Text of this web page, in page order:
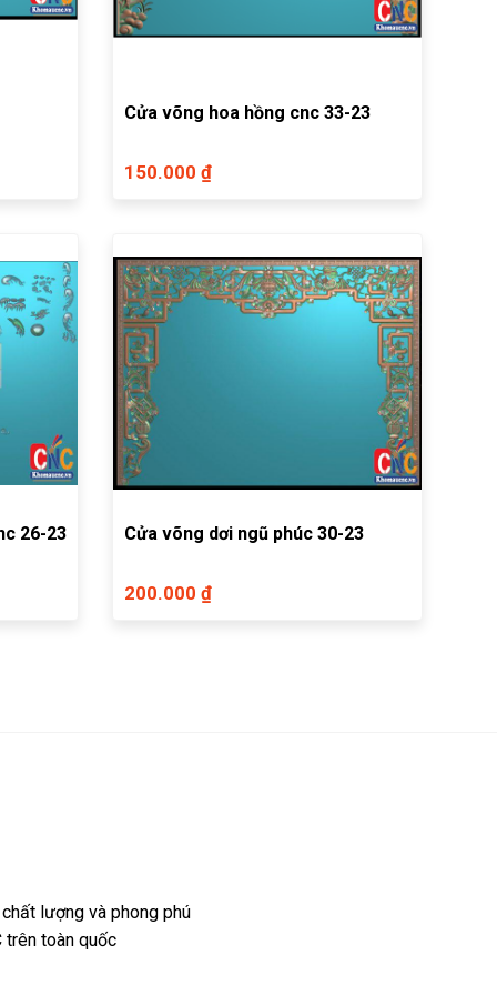
Cửa võng hoa hồng cnc 33-23
150.000 ₫
26-23 Cửa võng dơi ngũ phúc 30-23
200.000 ₫
lượng và phong phú
trên toàn quốc